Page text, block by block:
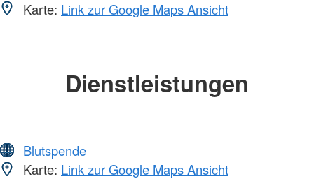
Karte: Link zur Google Maps Ansicht
Dienstleistungen
Blutspende
Karte: Link zur Google Maps Ansicht